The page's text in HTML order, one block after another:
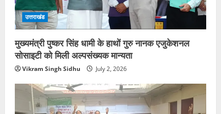
उत्तराखंड
मुख्यमंत्री पुष्कर सिंह धामी के हाथों गुरु नानक एजुकेशनल
सोसाइटी को मिली अल्पसंख्यक मान्यता
Vikram Singh Sidhu July 2, 2026